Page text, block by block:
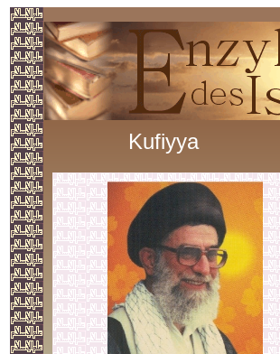
Kufiyya